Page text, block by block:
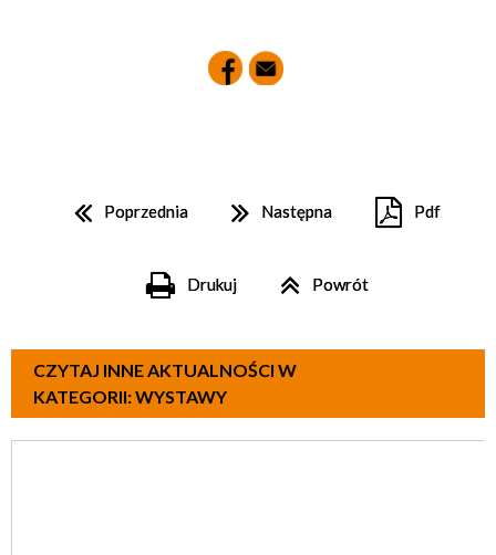
Poprzednia Następna Pdf
Drukuj Powrót
CZYTAJ INNE AKTUALNOŚCI W
KATEGORII: WYSTAWY